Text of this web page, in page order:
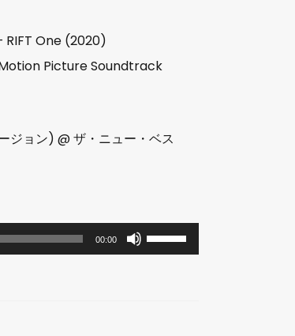
One (2020)
Picture Soundtrack
ジョン) @ ザ・ニュー・ベス
00:00
使
用